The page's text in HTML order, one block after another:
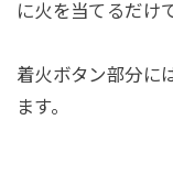
に火を当てるだけ
着火ボタン部分に
ます。